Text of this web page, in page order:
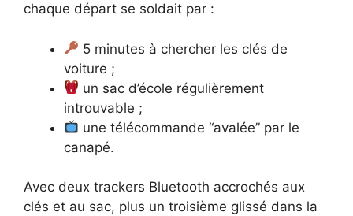
chaque départ se soldait par :
5 minutes à chercher les clés de
voiture ;
un sac d’école régulièrement
introuvable ;
une télécommande “avalée” par le
canapé.
Avec deux trackers Bluetooth accrochés aux
clés et au sac, plus un troisième glissé dans la